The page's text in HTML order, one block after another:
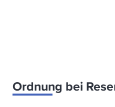
Details dazu
Ordnung bei